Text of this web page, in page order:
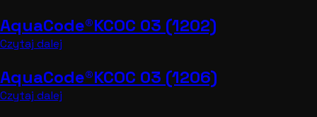
AquaCode®KCOC 03 (1202)
Czytaj dalej
AquaCode®KCOC 03 (1206)
Czytaj dalej